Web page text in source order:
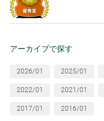
アーカイブで探す
2026/01 2025/01
2022/01 2021/01
2017/01 2016/01